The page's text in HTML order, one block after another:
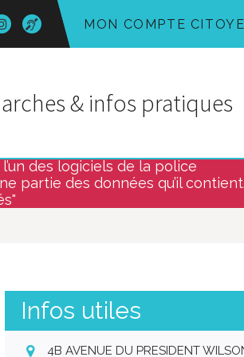
MON COMPTE
Lien
vers
le
Acce-
o
& infos pratiques
des logiciels de la police
partie des données qu’il contient.
Infos utiles
4B AVENUE DU PRESIDENT